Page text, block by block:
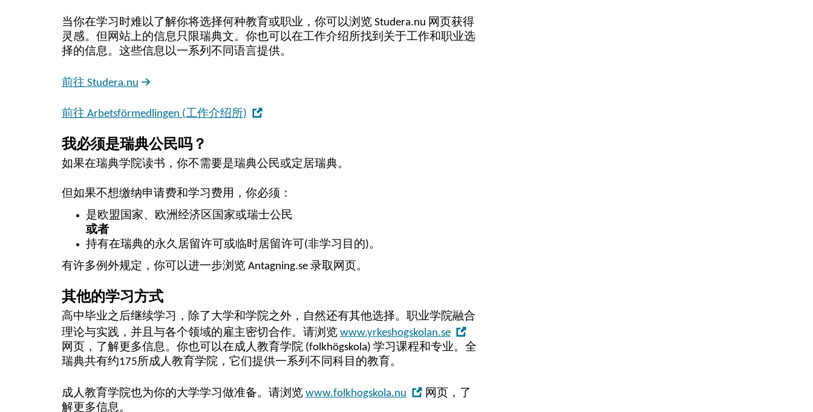
当你在学习时难以了解你将选择何种教育或职业，你可以浏览 Studera.nu 网页获得
灵感。但网站上的信息只限瑞典文。你也可以在工作介绍所找到关于工作和职业选
择的信息。这些信息以一系列不同语言提供。
前往 Studera.nu
前往 Arbetsförmedlingen (工作介绍所)
new
window
我必须是瑞典公民吗？
如果在瑞典学院读书，你不需要是瑞典公民或定居瑞典。
但如果不想缴纳申请费和学习费用，你必须：
是欧盟国家、欧洲经济区国家或瑞士公民
或者
持有在瑞典的永久居留许可或临时居留许可(非学习目的)。
有许多例外规定，你可以进一步浏览 Antagning.se 录取网页。
其他的学习方式
高中毕业之后继续学习，除了大学和学院之外，自然还有其他选择。职业学院融合
理论与实践，并且与各个领域的雇主密切合作。请浏览 www.yrkeshogskolan.se
Open
window
网页，了解更多信息。你也可以在成人教育学院 (folkhögskola) 学习课程和专业。全
瑞典共有约175所成人教育学院，它们提供一系列不同科目的教育。
成人教育学院也为你的大学学习做准备。请浏览 www.folkhogskola.nu
网页，了
解更多信息。